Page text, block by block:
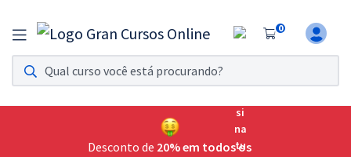
0
Assinatura Ilimitada 11
Acesso a todos os cursos. Teste grátis por 7 dias!
Assinatura OAB Até Passar
Acesso ilimitado a toda preparação para o Exame da
Desconto de 20% em todos os